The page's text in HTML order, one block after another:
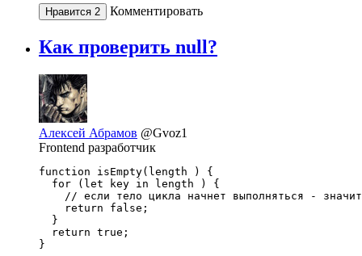
Нравится 2 Комментировать
Как проверить null?
Алексей Абрамов @Gvoz1
Frontend разработчик
function isEmpty(length ) {
  for (let key in length ) {
// если тело цикла начнет выполняться -
    return false;
  }
  return true;
}